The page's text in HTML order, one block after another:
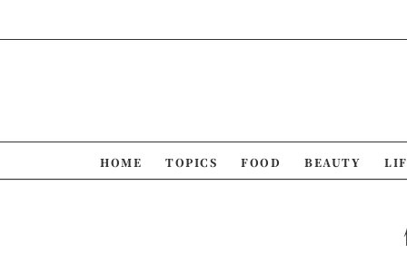
to
HOME TOPICS FOOD BEAUTY